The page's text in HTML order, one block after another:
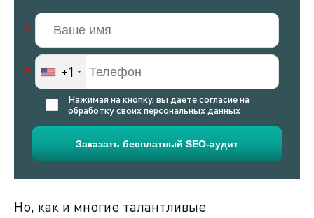
+1
Нажимая на кнопку, вы даете согласие на
обработку своих персональных данных
Но, как и многие талантливые